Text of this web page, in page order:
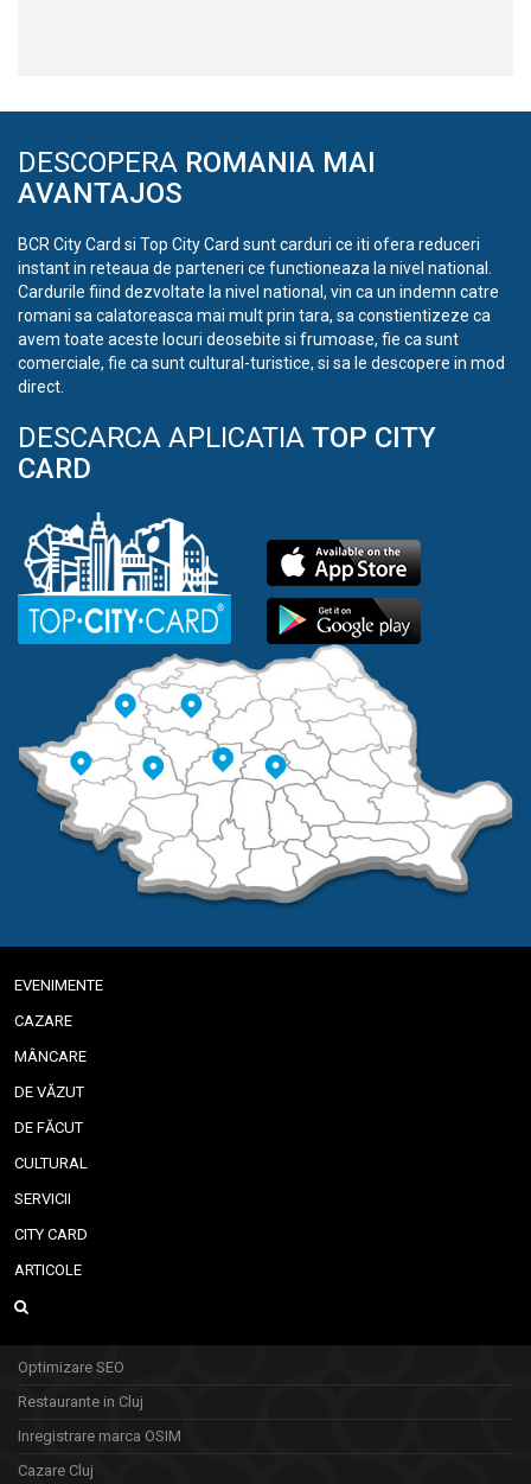
DESCOPERA ROMANIA MAI
AVANTAJOS
BCR City Card si Top City Card sunt carduri ce iti ofera reduceri
instant in reteaua de parteneri ce functioneaza la nivel national.
Cardurile fiind dezvoltate la nivel national, vin ca un indemn catre
romani sa calatoreasca mai mult prin tara, sa constientizeze ca
avem toate aceste locuri deosebite si frumoase, fie ca sunt
comerciale, fie ca sunt cultural-turistice, si sa le descopere in mod
direct.
DESCARCA APLICATIA TOP CITY
CARD
EVENIMENTE
CAZARE
MÂNCARE
DE VĂZUT
DE FĂCUT
CULTURAL
SERVICII
CITY CARD
ARTICOLE
Optimizare SEO
Restaurante in Cluj
Inregistrare marca OSIM
Cazare Cluj